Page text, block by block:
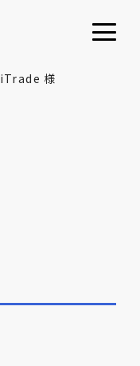
iTrade 様